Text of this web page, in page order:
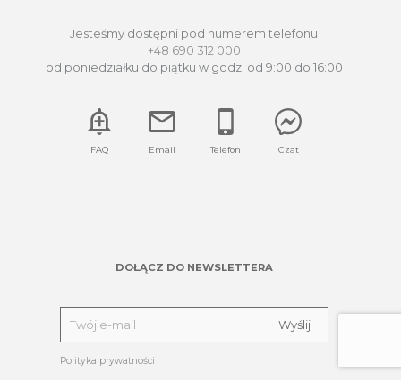
Jesteśmy dostępni pod numerem telefonu
+48 690 312 000
od poniedziałku do piątku w godz. od 9:00 do 16:00
FAQ Email Telefon Czat
DOŁĄCZ DO NEWSLETTERA
Polityka prywatności